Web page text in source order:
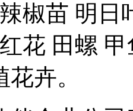
椒苗 明日
花 田螺
卉。